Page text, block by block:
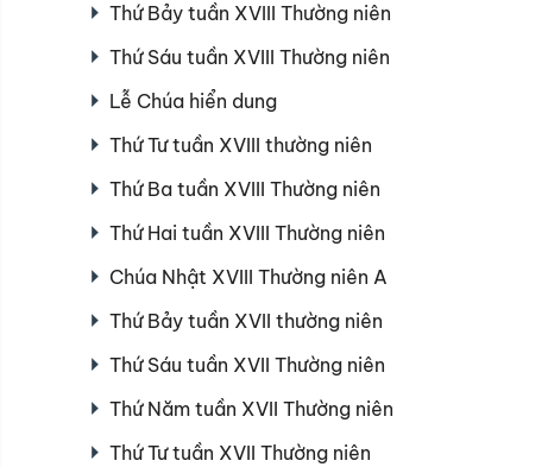
Thứ Bảy tuần XVIII Thường niên
Thứ Sáu tuần XVIII Thường niên
Lễ Chúa hiển dung
Thứ Tư tuần XVIII thường niên
Thứ Ba tuần XVIII Thường niên
Thứ Hai tuần XVIII Thường niên
Chúa Nhật XVIII Thường niên A
Thứ Bảy tuần XVII thường niên
Thứ Sáu tuần XVII Thường niên
Thứ Năm tuần XVII Thường niên
Thứ Tư tuần XVII Thường niên